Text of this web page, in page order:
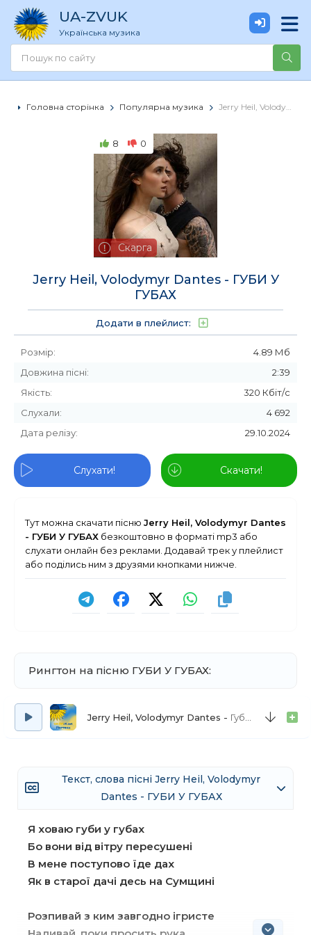
UA-ZVUK
Українська музика
Головна сторінка Популярна музика Jerry Heil, Volodymyr Dantes - ГУБИ У ГУБАХ
8 0
Скарга
Jerry Heil, Volodymyr Dantes - ГУБИ У
ГУБАХ
Додати в плейлист:
Розмір:
4.89 Мб
Довжина пісні:
2:39
Якість:
320 Кбіт/с
Слухали:
4 692
Дата релізу:
29.10.2024
Слухати! Скачати!
Тут можна скачати пісню Jerry Heil, Volodymyr Dantes
- ГУБИ У ГУБАХ безкоштовно в форматі mp3 або
слухати онлайн без реклами. Додавай трек у плейлист
або поділись ним з друзями кнопками нижче.
Рингтон на пісню ГУБИ У ГУБАХ:
Jerry Heil, Volodymyr Dantes Губи у Губах (рінгтон)
Текст, слова пісні Jerry Heil, Volodymyr
Dantes - ГУБИ У ГУБАХ
Я ховаю губи у губах
Бо вони від вітру пересушені
В мене поступово їде дах
Як в старої дачі десь на Сумщині
Розпивай з ким завгодно ігристе